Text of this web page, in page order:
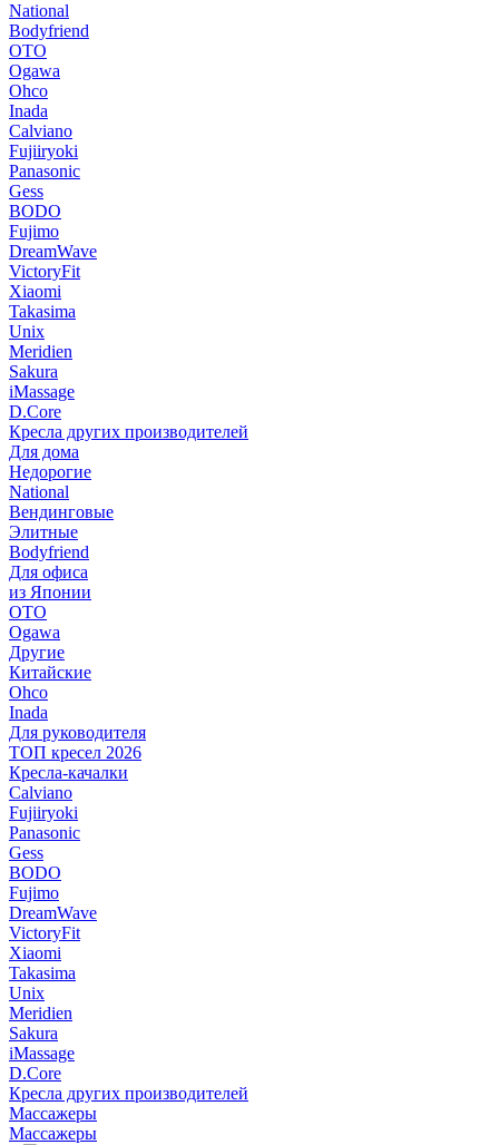
National
Bodyfriend
OTO
Ogawa
Ohco
Inada
Calviano
Fujiiryoki
Panasonic
Gess
BODO
Fujimo
DreamWave
VictoryFit
Xiaomi
Takasima
Unix
Meridien
Sakura
iMassage
D.Core
Кресла других производителей
Для дома
Недорогие
National
Вендинговые
Элитные
Bodyfriend
Для офиса
из Японии
OTO
Ogawa
Другие
Китайские
Ohco
Inada
Для руководителя
ТОП кресел 2026
Кресла-качалки
Calviano
Fujiiryoki
Panasonic
Gess
BODO
Fujimo
DreamWave
VictoryFit
Xiaomi
Takasima
Unix
Meridien
Sakura
iMassage
D.Core
Кресла других производителей
Массажеры
Массажеры